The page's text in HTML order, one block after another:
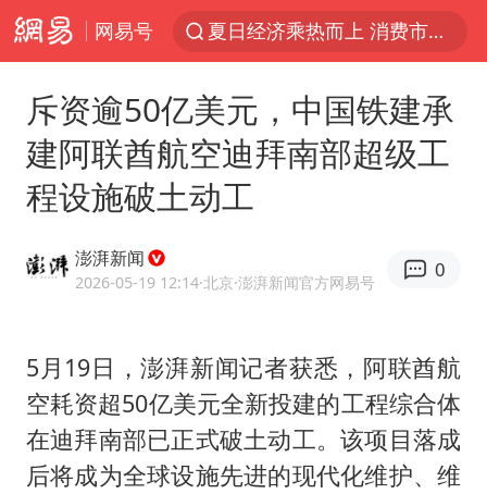
网易号
夏日经济乘热而上 消费市场向新而行
白海豚对华东华北影响会大于巴威
于东来回应胖东来近25年老店年底关闭
以拒绝“和平委员会”的加沙和平计划
白海豚北上或致京津冀暴雨
香港刷新1884年以来最高气温纪录
美将每月供乌爱国者拦截导弹
国足U17与阿森纳决赛取消 并列冠军
斥资逾50亿美元，中国铁建承
建阿联酋航空迪拜南部超级工
程设施破土动工
澎湃新闻
2026-05-19 12:14·北京·澎湃新闻官方网易号
0
5月19日，澎湃新闻记者获悉，阿联酋航
空耗资超50亿美元全新投建的工程综合体
在迪拜南部已正式破土动工。该项目落成
后将成为全球设施先进的现代化维护、维